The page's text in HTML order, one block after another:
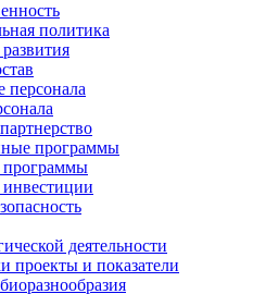
политика
персонала
программы
деятельности
проекты и показатели